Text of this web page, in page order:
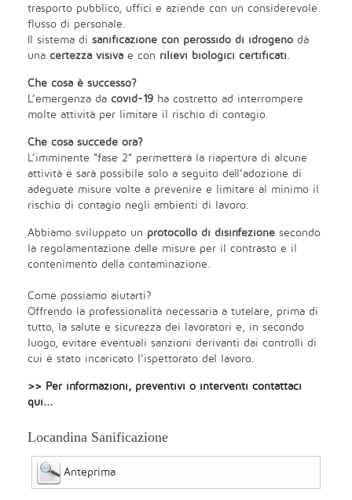
trasporto pubblico, uffici e aziende con un considerevole
flusso di personale.
Il sistema di sanificazione con perossido di idrogeno dà
una certezza visivae con rilievi biologici certificati.
Che cosa è successo?
L’emergenza da covid-19 ha costretto ad interrompere
molte attività per limitare il rischio di contagio.
Che cosa succede ora?
L’imminente “fase 2” permetterà la riapertura di alcune
attività e sarà possibile solo a seguito dell’adozione di
adeguate misure volte a prevenire e limitare al minimo il
rischio di contagio negli ambienti di lavoro.
Abbiamo sviluppato un protocollo di disinfezione secondo
la regolamentazione delle misure per il contrasto e il
contenimento della contaminazione.
Come possiamo aiutarti?
Offrendo la professionalità necessaria a tutelare, prima di
tutto, la salute e sicurezza dei lavoratori e, in secondo
luogo, evitare eventuali sanzioni derivanti dai controlli di
cui è stato incaricato l’ispettorato del lavoro.
>> Per informazioni, preventivi o interventi contattaci
qui...
Locandina Sanificazione
Anteprima